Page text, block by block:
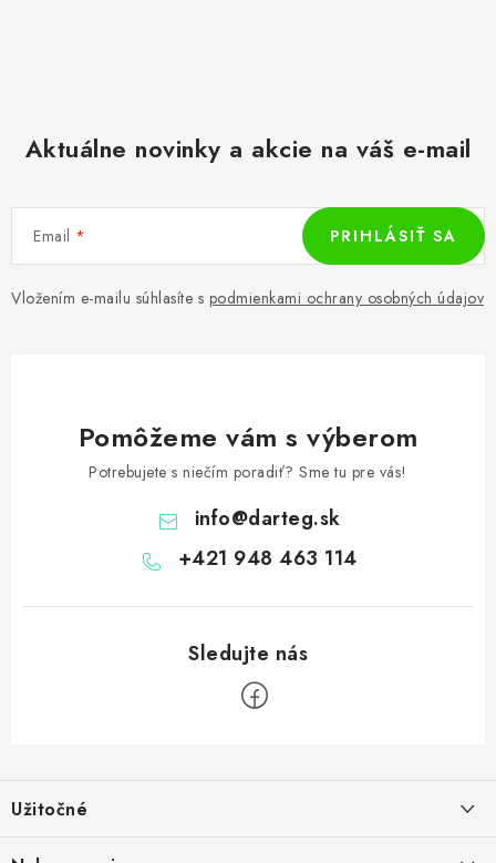
Aktuálne novinky a akcie na váš e-mail
Email
Vložením e-mailu súhlasíte s podmienkami ochrany osobných údajov
PRIHLÁSIŤ SA
Pomôžeme vám s výberom
Potrebujete s niečím poradiť? Sme tu pre vás!
info@darteg.sk
+421 948 463 114
p
ä
Užitočné